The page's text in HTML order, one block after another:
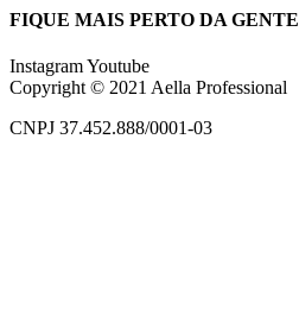
FIQUE MAIS PERTO DA GENTE
InstagramYoutube
Copyright © 2021 Aella Professional
CNPJ 37.452.888/0001-03